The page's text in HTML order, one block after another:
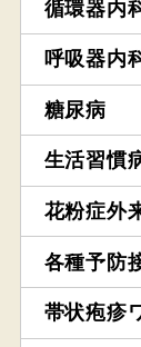
循環器内
呼吸器内
糖尿病
生活習慣
花粉症外
各種予防
帯状疱疹